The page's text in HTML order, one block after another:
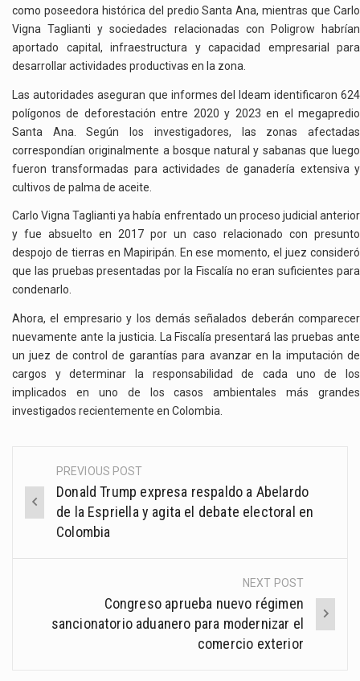
como poseedora histórica del predio Santa Ana, mientras que Carlo
Vigna Taglianti y sociedades relacionadas con Poligrow habrían
aportado capital, infraestructura y capacidad empresarial para
desarrollar actividades productivas en la zona.
Las autoridades aseguran que informes del Ideam identificaron 624
polígonos de deforestación entre 2020 y 2023 en el megapredio
Santa Ana. Según los investigadores, las zonas afectadas
correspondían originalmente a bosque natural y sabanas que luego
fueron transformadas para actividades de ganadería extensiva y
cultivos de palma de aceite.
Carlo Vigna Taglianti ya había enfrentado un proceso judicial anterior
y fue absuelto en 2017 por un caso relacionado con presunto
despojo de tierras en Mapiripán. En ese momento, el juez consideró
que las pruebas presentadas por la Fiscalía no eran suficientes para
condenarlo.
Ahora, el empresario y los demás señalados deberán comparecer
nuevamente ante la justicia. La Fiscalía presentará las pruebas ante
un juez de control de garantías para avanzar en la imputación de
cargos y determinar la responsabilidad de cada uno de los
implicados en uno de los casos ambientales más grandes
investigados recientemente en Colombia.
Post
navigation
PREVIOUS POST
Donald Trump expresa respaldo a Abelardo
de la Espriella y agita el debate electoral en
Colombia
NEXT POST
Congreso aprueba nuevo régimen
sancionatorio aduanero para modernizar el
comercio exterior